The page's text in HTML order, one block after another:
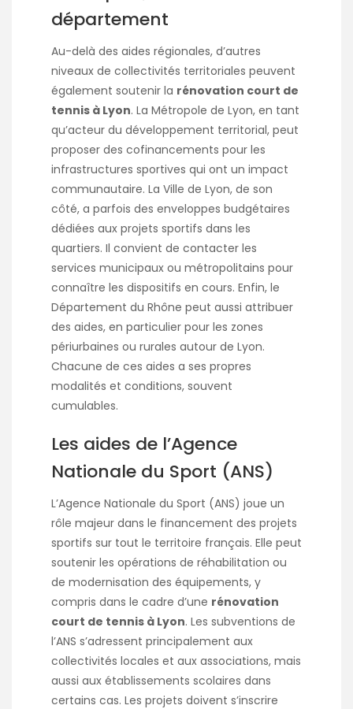
département
Au-delà des aides régionales, d’autres
niveaux de collectivités territoriales peuvent
également soutenir la rénovation court de
tennis à Lyon. La Métropole de Lyon, en tant
qu’acteur du développement territorial, peut
proposer des cofinancements pour les
infrastructures sportives qui ont un impact
communautaire. La Ville de Lyon, de son
côté, a parfois des enveloppes budgétaires
dédiées aux projets sportifs dans les
quartiers. Il convient de contacter les
services municipaux ou métropolitains pour
connaître les dispositifs en cours. Enfin, le
Département du Rhône peut aussi attribuer
des aides, en particulier pour les zones
périurbaines ou rurales autour de Lyon.
Chacune de ces aides a ses propres
modalités et conditions, souvent
cumulables.
Les aides de l’Agence
Nationale du Sport (ANS)
L’Agence Nationale du Sport (ANS) joue un
rôle majeur dans le financement des projets
sportifs sur tout le territoire français. Elle peut
soutenir les opérations de réhabilitation ou
de modernisation des équipements, y
compris dans le cadre d’une rénovation
court de tennis à Lyon. Les subventions de
l’ANS s’adressent principalement aux
collectivités locales et aux associations, mais
aussi aux établissements scolaires dans
certains cas. Les projets doivent s’inscrire